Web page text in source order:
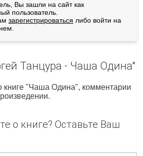
Вы зашли на сайт как
пользователь.
зарегистрироваться либо войти на
Танцура - Чаша Одина"
книге "Чаша Одина", комментарии
о книге? Оставьте Ваш